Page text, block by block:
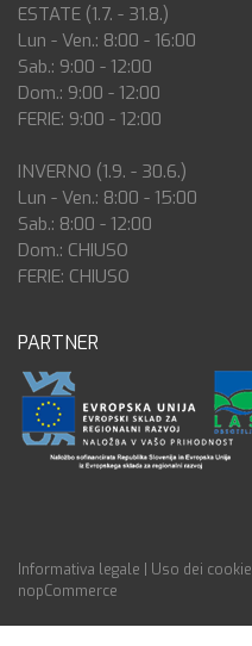
ESTATE (1.7. - 31.8.)
Lun - Ven.: 8:00 - 16:00
Sab.: 9:00 - 12:00
Dom.: 9:00 - 12:00
FERIE: 9:00 - 12:00
INVERNO (1.9. - 30.6.)
Lun - Ven.: 8:00 - 15:00
Sab.: 8:00 - 12:00
Dom.: CHIUSO
FERIE: CHIUSO
PARTNER
Informativa legale Uso dei cookie
nopCommerce